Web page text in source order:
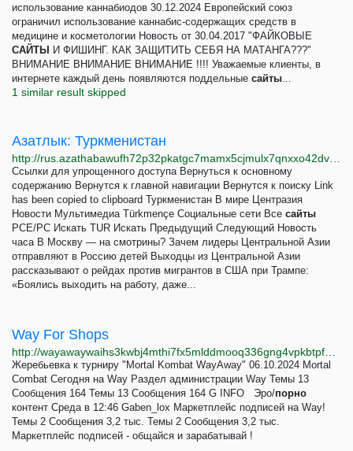
использование каннабиодов 30.12.2024 Европейский союз
ограничил использование каннабис-содержащих средств в
медицине и косметологии Новость от 30.04.2017 "ФАЙКОВЫЕ
САЙТЫ
И ФИШИНГ. КАК ЗАЩИТИТЬ СЕБЯ НА МАТАНГА???"
ВНИМАНИЕ ВНИМАНИЕ ВНИМАНИЕ !!!! Уважаемые клиенты, в
интернете каждый день появляются поддельные сайты...
1 similar result skipped
Азатлык: Туркменистан
Ссылки для упрощенного доступа Вернуться к основному
содержанию Вернутся к главной навигации Вернутся к поиску Link
has been copied to clipboard Туркменистан В мире Центразия
Новости Мультимедиа Türkmençe Социальные сети Все сайты
РСЕ/РС Искать TUR Искать Предыдущий Следующий Новость
часа В Москву — на смотрины? Зачем лидеры Центральной Азии
отправляют в Россию детей Выходцы из Центральной Азии
рассказывают о рейдах против мигрантов в США при Трампе:
«Боялись выходить на работу, даже...
Way For Shops
Жеребьевка к турниру "Mortal Kombat WayAway" 06.10.2024 Mortal
Combat Сегодня на Way Раздел администрации Way Темы 13
Сообщения 164 Темы 13 Сообщения 164 G INFO Эро/порно
контент Среда в 12:46 Gaben_lox Маркетплейс подписей на Way!
Темы 2 Сообщения 3,2 тыс. Темы 2 Сообщения 3,2 тыс.
Маркетплейс подписей - общайся и зарабатывай !